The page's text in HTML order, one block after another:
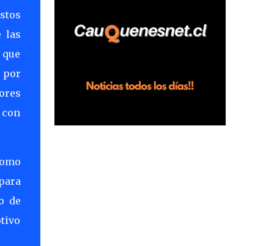
las
por
de
en el sector Dollimbuta, comuna de
Pelluhue. Allí, mientras se encontraba junto
plantación de frutillas, habría sostenido una